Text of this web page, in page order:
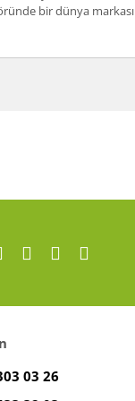
bir dünya markası
03 26